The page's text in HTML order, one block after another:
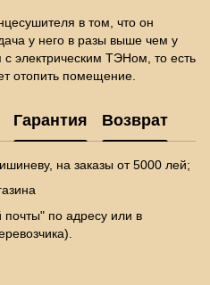
в том, что он
у него в разы выше чем у
электрическим ТЭНом, то есть
отопить помещение.
Гарантия Возврат
на заказы от 5000 лей;
почты" по адресу или в